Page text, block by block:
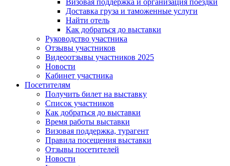
Визовая поддержка и организация поездки
Доставка груза и таможенные услуги
Найти отель
Как добраться до выставки
Руководство участника
Отзывы участников
Видеоотзывы участников 2025
Новости
Кабинет участника
Посетителям
Получить билет на выставку
Список участников
Как добраться до выставки
Время работы выставки
Визовая поддержка, турагент
Правила посещения выставки
Отзывы посетителей
Новости